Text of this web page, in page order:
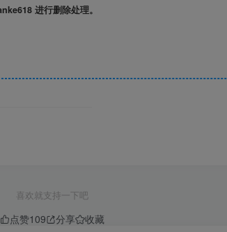
进行删除处理。
喜欢就支持一下吧
点赞109 分享
收藏